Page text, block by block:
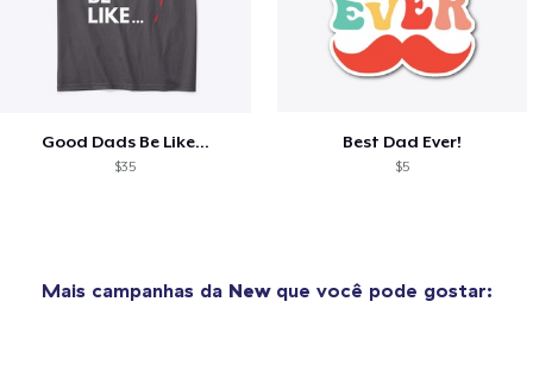
Good Dads Be Like...
$35
Best Dad Ever!
$5
Mais campanhas da Newque você pode gostar: